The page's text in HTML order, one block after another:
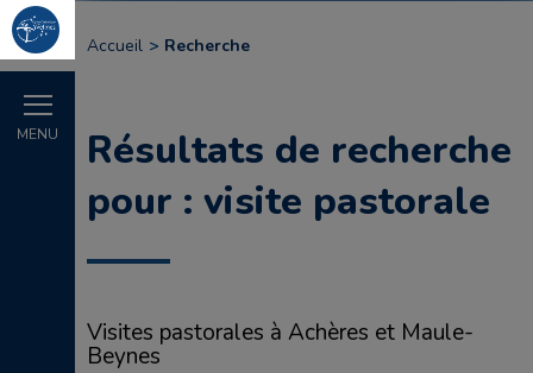
MENU
Accueil Recherche
Résultats de recherche
pour : visite pastorale
Visites pastorales à Achères et Maule-
Beynes